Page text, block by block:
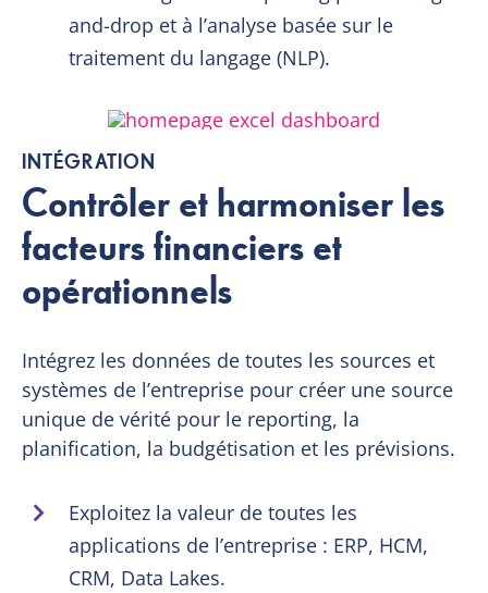
INTÉGRATION
Contrôler et harmoniser les
facteurs financiers et
opérationnels
Intégrez les données de toutes les sources et
systèmes de l’entreprise pour créer une source
unique de vérité pour le reporting, la
planification, la budgétisation et les prévisions.
Exploitez la valeur de toutes les
applications de l’entreprise : ERP, HCM,
CRM, Data Lakes.
and-drop et à l’analyse basée sur le
traitement du langage (NLP).